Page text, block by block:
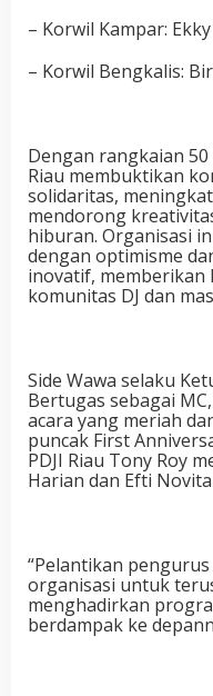
– Korwil Kampar:
– Korwil Bengkalis:
Dengan rangkaian
Riau membuktikan
solidaritas,
mendorong
hiburan. Organisasi
dengan optimisme
inovatif,
komunitas DJ dan
Side Wawa selaku
Bertugas sebagai
acara yang meriah
puncak First
PDJI Riau Tony Roy
Harian dan Efti
“Pelantikan
organisasi untuk
menghadirkan
berdampak ke